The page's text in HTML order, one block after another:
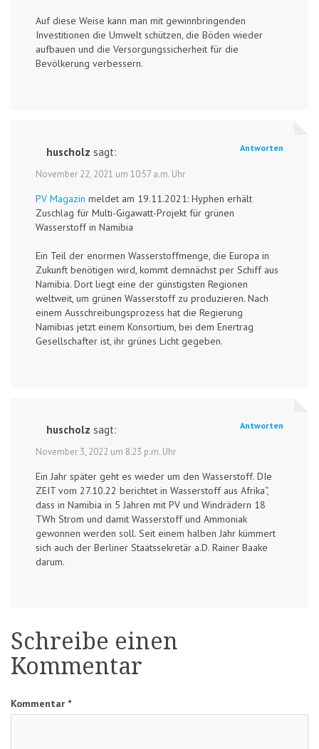
Auf diese Weise kann man mit gewinnbringenden
Investitionen die Umwelt schützen, die Böden wieder
aufbauen und die Versorgungssicherheit für die
Bevölkerung verbessern.
huscholz sagt:
November 22, 2021 um 10:57 a.m. Uhr
PV Magazin meldet am 19.11.2021: Hyphen erhält
Zuschlag für Multi-Gigawatt-Projekt für grünen
Wasserstoff in Namibia
Ein Teil der enormen Wasserstoffmenge, die Europa in
Zukunft benötigen wird, kommt demnächst per Schiff aus
Namibia. Dort liegt eine der günstigsten Regionen
weltweit, um grünen Wasserstoff zu produzieren. Nach
einem Ausschreibungsprozess hat die Regierung
Namibias jetzt einem Konsortium, bei dem Enertrag
Gesellschafter ist, ihr grünes Licht gegeben.
Antworten
huscholz sagt:
November 3, 2022 um 8:23 p.m. Uhr
Ein Jahr später geht es wieder um den Wasserstoff. DIe
ZEIT vom 27.10.22 berichtet in Wasserstoff aus Afrika“,
dass in Namibia in 5 Jahren mit PV und Windrädern 18
TWh Strom und damit Wasserstoff und Ammoniak
gewonnen werden soll. Seit einem halben Jahr kümmert
sich auch der Berliner Staatssekretär a.D. Rainer Baake
darum.
Antworten
Schreibe einen
Kommentar
Kommentar *